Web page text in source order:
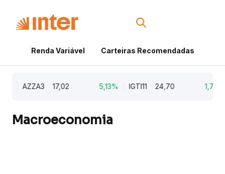
Renda Variável Carteiras Recomendadas
AZZA3 17,02 5,13% IGTI11 24,70 1,77%
Macroeconomia